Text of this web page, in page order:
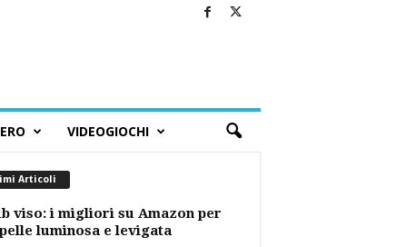
VIDEOGIOCHI
Articoli
viso: i migliori su Amazon per
luminosa e levigata